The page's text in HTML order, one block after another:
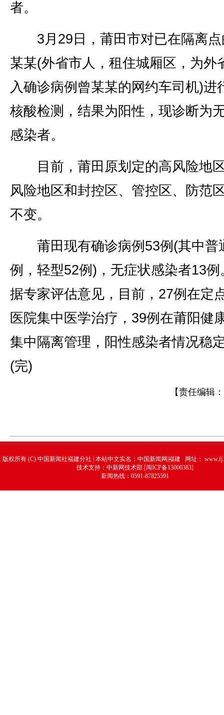
者。
3月29日，莆田市对已在隔离点
某某(外省市人，租住城厢区，为外
入确诊病例曾某某的网约车司机)进
核酸检测，结果为阳性，现诊断为
感染者。
目前，莆田原划定的高风险地
风险地区和封控区、管控区、防范
不变。
莆田现有确诊病例53例(其中普
例，轻型52例)，无症状感染者13例
据专家评估意见，目前，27例在定
医院集中医学治疗，39例在莆阳健
集中隔离管理，阳性感染者情况稳
(完)
【责任编辑：
版权所有 (C) 中国新闻社福建分社 | 本站中文实名：中国新闻网|福建 网址：
技术支持：中新网技术部 [闽ICP备13000383]
新闻热线：0591-87825591